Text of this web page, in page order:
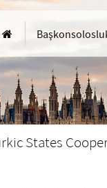
States